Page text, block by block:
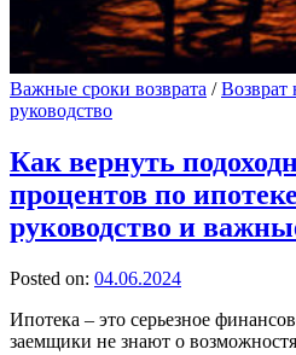
Важные сроки возврата /Возврат
руководство
Как вернуть
процентов по
руководство и
Posted on: 04.06.2024
Ипотека – это серьезное
заемщики не знают о